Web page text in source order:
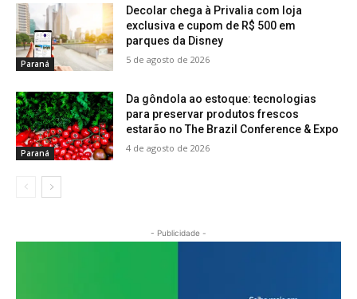
Paraná
Decolar chega à Privalia com loja
exclusiva e cupom de R$ 500 em
parques da Disney
5 de agosto de 2026
Paraná
Da gôndola ao estoque: tecnologias
para preservar produtos frescos
estarão no The Brazil Conference & Expo
4 de agosto de 2026
- Publicidade -